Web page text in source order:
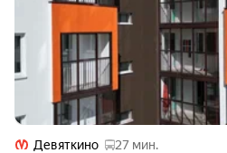
Девяткино
27 мин.